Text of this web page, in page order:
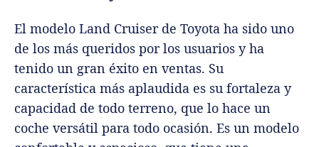
El modelo Land Cruiser de Toyota ha sido uno
de los más queridos por los usuarios y ha
tenido un gran éxito en ventas. Su
característica más aplaudida es su fortaleza y
capacidad de todo terreno, que lo hace un
coche versátil para todo ocasión. Es un modelo